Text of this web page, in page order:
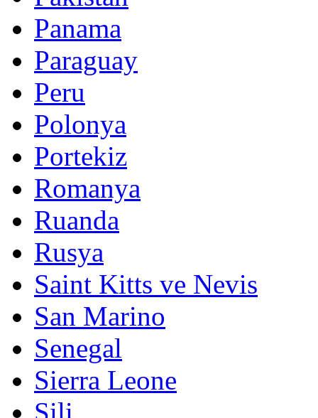
Panama
Paraguay
Peru
Polonya
Portekiz
Romanya
Ruanda
Rusya
Saint Kitts ve Nevis
San Marino
Senegal
Sierra Leone
Şili